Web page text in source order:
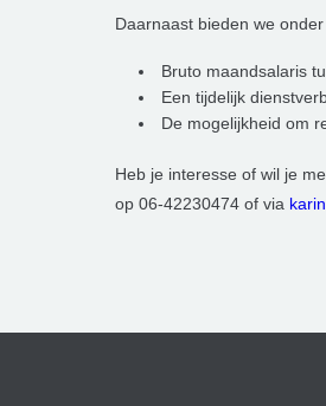
Daarnaast bieden we
Bruto maandsalaris
Een tijdelijk
De mogelijkheid om
Heb je interesse of wil je
op 06-42230474 of via